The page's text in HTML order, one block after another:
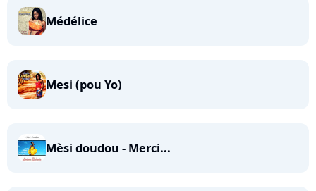
Médélice
Mesi (pou Yo)
Mèsi doudou - Merci...